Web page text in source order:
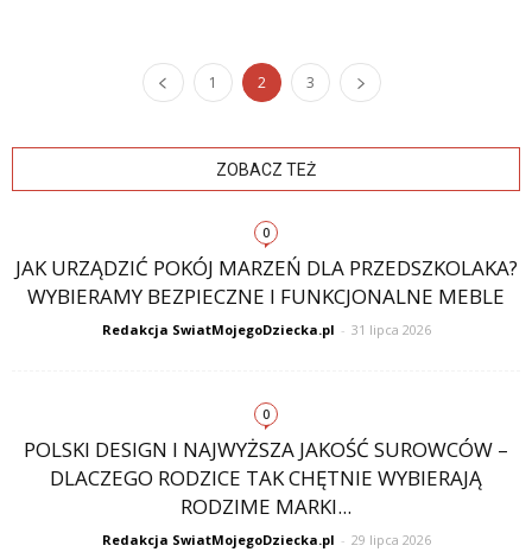
1 2 3
ZOBACZ TEŻ
0
JAK URZĄDZIĆ POKÓJ MARZEŃ DLA PRZEDSZKOLAKA?
WYBIERAMY BEZPIECZNE I FUNKCJONALNE MEBLE
Redakcja SwiatMojegoDziecka.pl - 31 lipca 2026
0
POLSKI DESIGN I NAJWYŻSZA JAKOŚĆ SUROWCÓW –
DLACZEGO RODZICE TAK CHĘTNIE WYBIERAJĄ
RODZIME MARKI...
Redakcja SwiatMojegoDziecka.pl - 29 lipca 2026